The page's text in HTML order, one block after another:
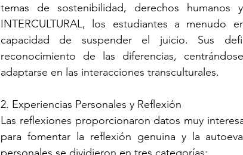
temas de sostenibilidad, derechos humanos
INTERCULTURAL, los estudiantes a menudo
capacidad de suspender el juicio. Sus
reconocimiento de las diferencias,
adaptarse en las interacciones transculturales.
2. Experiencias Personales y Reflexión
Las reflexiones proporcionaron datos muy
para fomentar la reflexión genuina y la